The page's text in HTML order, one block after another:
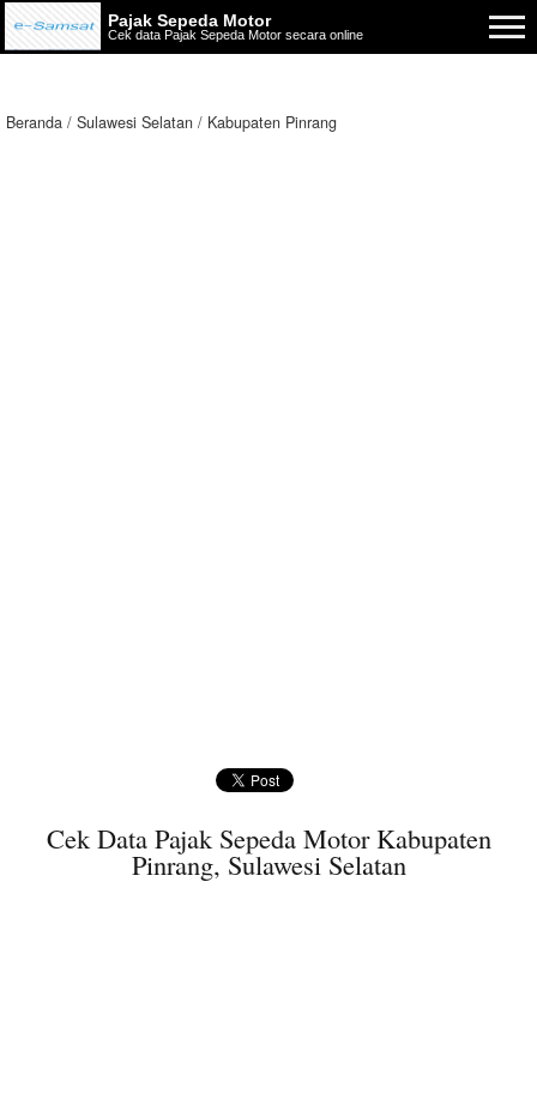
Pajak Sepeda Motor
Cek data Pajak Sepeda Motor secara online
Beranda Sulawesi Selatan Kabupaten Pinrang
Cek Data Pajak Sepeda Motor Kabupaten
Pinrang, Sulawesi Selatan